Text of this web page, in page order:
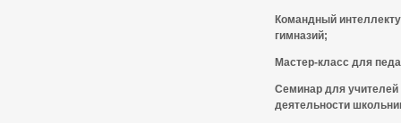
Командный
гимназий;
Мастер-класс для
Семинар для
деятельности